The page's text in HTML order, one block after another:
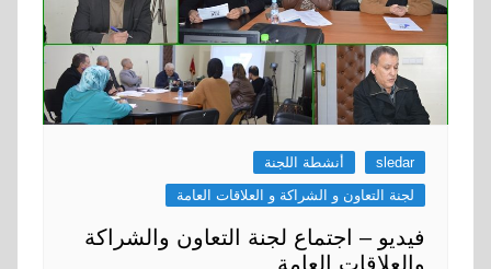
sledar
أنشطة اللجنة
لجنة التعاون و الشراكة و العلاقات العامة
فيديو – اجتماع لجنة التعاون والشراكة
والعلاقات العامة